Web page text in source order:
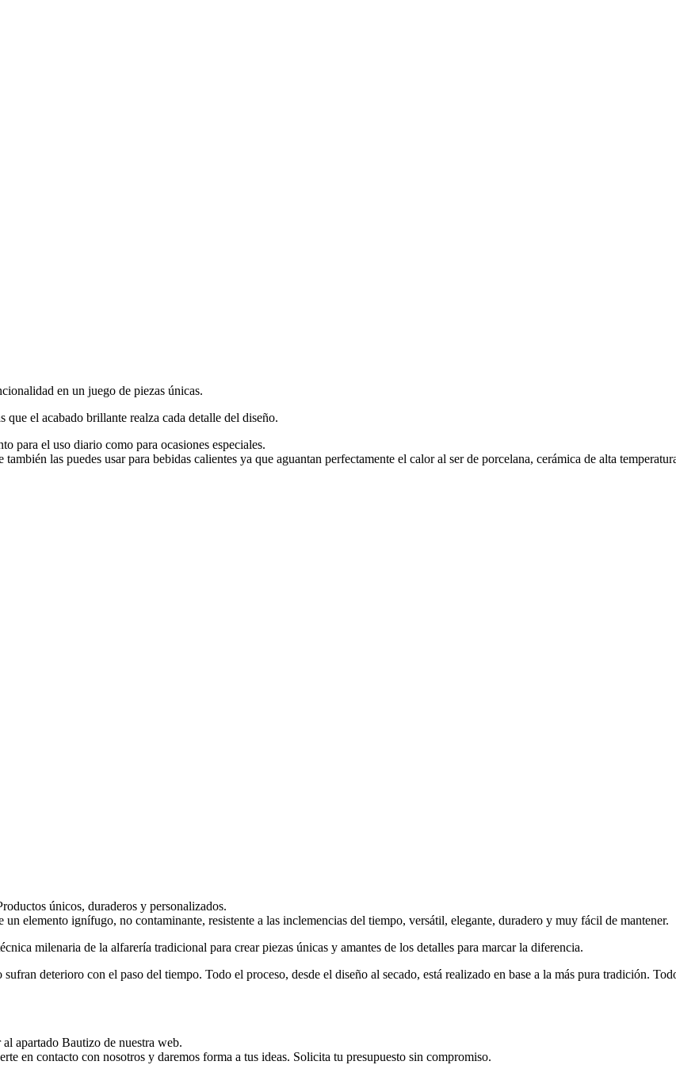
en un juego de piezas únicas.
el acabado brillante realza cada detalle del diseño.
para el uso diario como para ocasiones especiales.
las puedes usar para bebidas calientes ya que aguantan perfectamente el calor al ser de porcelana, cerámica de alta
únicos, duraderos y personalizados.
elemento ignífugo, no contaminante, resistente a las inclemencias del tiempo, versátil, elegante, duradero y muy fácil de mantener.
milenaria de la alfarería tradicional para crear piezas únicas y amantes de los detalles para marcar la diferencia.
deterioro con el paso del tiempo. Todo el proceso, desde el diseño al secado, está realizado en base a la más pura tradición.
apartado Bautizo de nuestra web.
en contacto con nosotros y daremos forma a tus ideas. Solicita tu presupuesto sin compromiso.